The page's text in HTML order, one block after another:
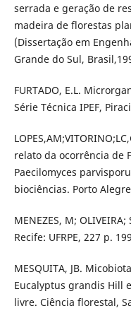
serrada e geração de
madeira de florestas
(Dissertação em
Grande do Sul,
FURTADO, E.L.
Série Técnica IPEF,
relato da ocorrência de
Paecilomyces
biociências. Porto
MENEZES, M;
Recife: UFRPE, 227 p.
MESQUITA, JB.
Eucalyptus grandis Hill
livre. Ciência florestal,